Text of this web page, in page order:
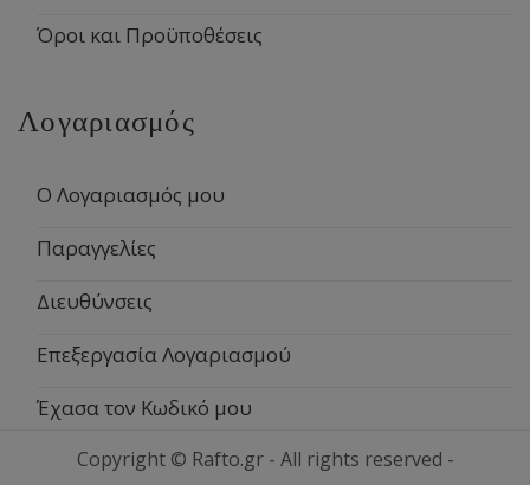
Όροι και Προϋποθέσεις
Λογαριασμός
Ο Λογαριασμός μου
Παραγγελίες
Διευθύνσεις
Επεξεργασία Λογαριασμού
Έχασα τον Κωδικό μου
Copyright © Rafto.gr - All rights reserved -